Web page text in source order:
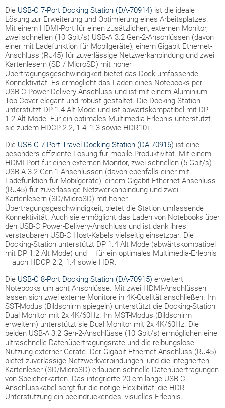
Die USB-C 7-Port Docking Station (DA-70914) ist die ideale
Lösung zur Erweiterung und Optimierung eines Arbeitsplatzes.
Mit einem HDMI-Port für einen zusätzlichen, externen Monitor,
zwei schnellen (10 Gbit/s) USB-A 3.2 Gen-2-Anschlüssen (davon
einer mit Ladefunktion für Mobilgeräte), einem Gigabit Ethernet-
Anschluss (RJ45) für zuverlässige Netzwerkanbindung und zwei
Kartenlesern (SD / MicroSD) mit hoher
Übertragungsgeschwindigkeit bietet das Dock umfassende
Konnektivität. Es ermöglicht das Laden eines Notebooks per
USB-C Power-Delivery-Anschluss und ist mit einem Aluminium-
Top-Cover elegant und robust gestaltet. Die Docking-Station
unterstützt DP 1.4 Alt Mode und ist abwärtskompatibel mit DP
1.2 Alt Mode. Für ein optimales Multimedia-Erlebnis unterstützt
sie zudem HDCP 2.2, 1.4, 1.3 sowie HDR10+.
Die USB-C 7-Port Travel Docking Station (DA-70916) ist eine
besonders effiziente Lösung für mobile Produktivität. Mit einem
HDMI-Port für einen externen Monitor, zwei schnellen (5 Gbit/s)
USB-A 3.2 Gen-1-Anschlüssen (davon ebenfalls einer mit
Ladefunktion für Mobilgeräte), einem Gigabit Ethernet-Anschluss
(RJ45) für zuverlässige Netzwerkanbindung und zwei
Kartenlesern (SD/MicroSD) mit hoher
Übertragungsgeschwindigkeit, bietet die Station umfassende
Konnektivität. Auch sie ermöglicht das Laden von Notebooks über
den USB-C Power-Delivery-Anschluss und ist dank ihres
verstaubaren USB-C Host-Kabels vielseitig einsetzbar. Die
Docking-Station unterstützt DP 1.4 Alt Mode (abwärtskompatibel
mit DP 1.2 Alt Mode) und – für ein optimales Multimedia-Erlebnis
– auch HDCP 2.2, 1.4 sowie HDR.
Die USB-C 8-Port Docking Station (DA-70915) erweitert
Notebooks um acht Anschlüsse. Mit zwei HDMI-Anschlüssen
lassen sich zwei externe Monitore in 4K-Qualität anschließen. Im
SST-Modus (Bildschirm spiegeln) unterstützt die Docking-Station
Dual Monitor mit 2x 4K/60Hz. Im MST-Modus (Bildschirm
erweitern) unterstützt sie Dual Monitor mit 2x 4K/60Hz. Die
beiden USB-A 3.2 Gen-2-Anschlüsse (10 Gbit/s) ermöglichen eine
ultraschnelle Datenübertragungsrate und die reibungslose
Nutzung externer Geräte. Der Gigabit Ethernet-Anschluss (RJ45)
bietet zuverlässige Netzwerkverbindungen, und die integrierten
Kartenleser (SD/MicroSD) erlauben schnelle Datenübertragungen
von Speicherkarten. Das integrierte 20 cm lange USB-C-
Anschlusskabel sorgt für die nötige Flexibilität, die HDR-
Unterstützung ein beeindruckendes, visuelles Erlebnis.